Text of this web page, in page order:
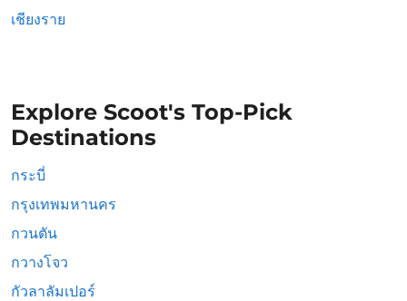
เชียงราย
Explore Scoot's Top-Pick
Destinations
กระบี่
กรุงเทพมหานคร
กวนตัน
กวางโจว
กัวลาลัมเปอร์